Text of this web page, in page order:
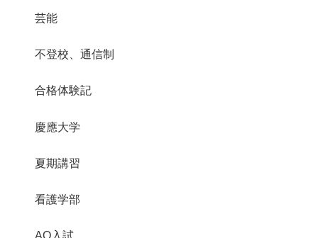
芸能
不登校、通信制
合格体験記
慶應大学
夏期講習
看護学部
AO入試